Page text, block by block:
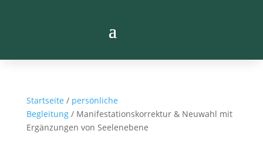
Startseite / persönliche
Begleitung/ Manifestationskorrektur & Neuwahl mit
Ergänzungen von Seelenebene